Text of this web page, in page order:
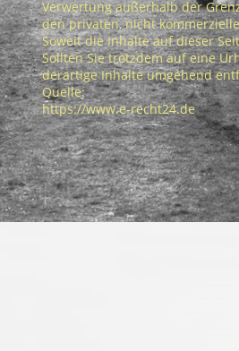
Verwertung außerhalb der
den privaten, nicht
Soweit die Inhalte auf dieser
Sollten Sie trotzdem auf eine
derartige Inhalte umgehend
Quelle:
https://www.e-recht24.de